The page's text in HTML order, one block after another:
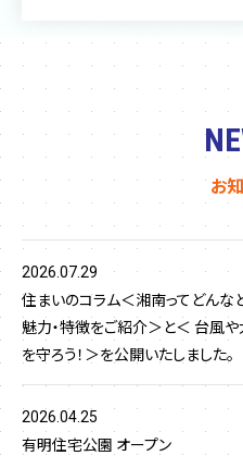
お
2026.07.29
住まいのコラム＜湘南ってどんな
魅力・特徴をご紹介＞と＜ 台風
を守ろう！＞を公開いたしました。
2026.04.25
有明住宅公園 オープン